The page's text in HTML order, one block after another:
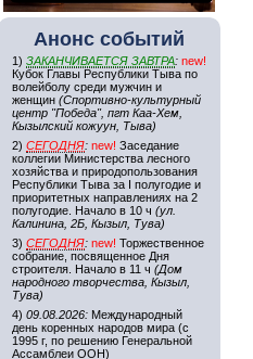
Анонс событий
1) ЗАКАНЧИВАЕТСЯ ЗАВТРА: new!
Кубок Главы Республики Тыва по
волейболу среди мужчин и
женщин (Спортивно-культурный
центр "Победа", пгт Каа-Хем,
Кызылский кожуун, Тыва)
2) СЕГОДНЯ: new! Заседание
коллегии Министерства лесного
хозяйства и природопользования
Республики Тыва за I полугодие и
приоритетных направлениях на 2
полугодие. Начало в 10 ч (ул.
Калинина, 2Б, Кызыл, Тува)
3) СЕГОДНЯ: new! Торжественное
собрание, посвященное Дня
строителя. Начало в 11 ч (Дом
народного творчества, Кызыл,
Тува)
4) 09.08.2026: Международный
день коренных народов мира (с
1995 г, по решению Генеральной
Ассамблеи ООН)